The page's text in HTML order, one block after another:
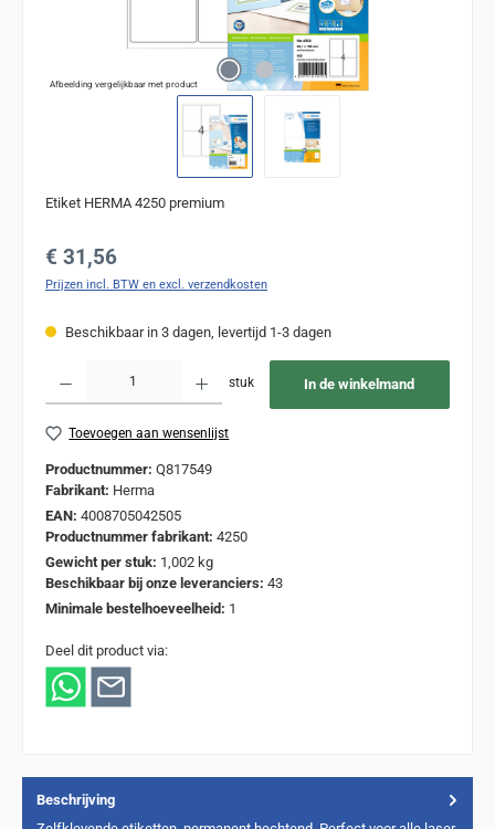
Afbeelding vergelijkbaar met product
Etiket HERMA 4250 premium
Normale prijs:
€ 31,56
Prijzen incl. BTW en excl. verzendkosten
Beschikbaar in 3 dagen, levertijd 1-3 dagen
stuk In de winkelmand
Toevoegen aan wensenlijst
Productnummer: Q817549
Fabrikant: Herma
EAN: 4008705042505
Productnummer fabrikant: 4250
Gewicht per stuk: 1,002 kg
Beschikbaar bij onze leveranciers: 43
Minimale bestelhoeveelheid: 1
Deel dit product via:
Beschrijving